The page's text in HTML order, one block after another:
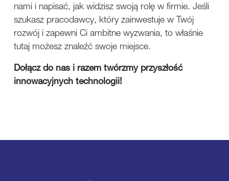
nami i napisać, jak widzisz swoją rolę w firmie. Jeśli
szukasz pracodawcy, który zainwestuje w Twój
rozwój i zapewni Ci ambitne wyzwania, to właśnie
tutaj możesz znaleźć swoje miejsce.
Dołącz do nas i razem twórzmy przyszłość
innowacyjnych technologii!